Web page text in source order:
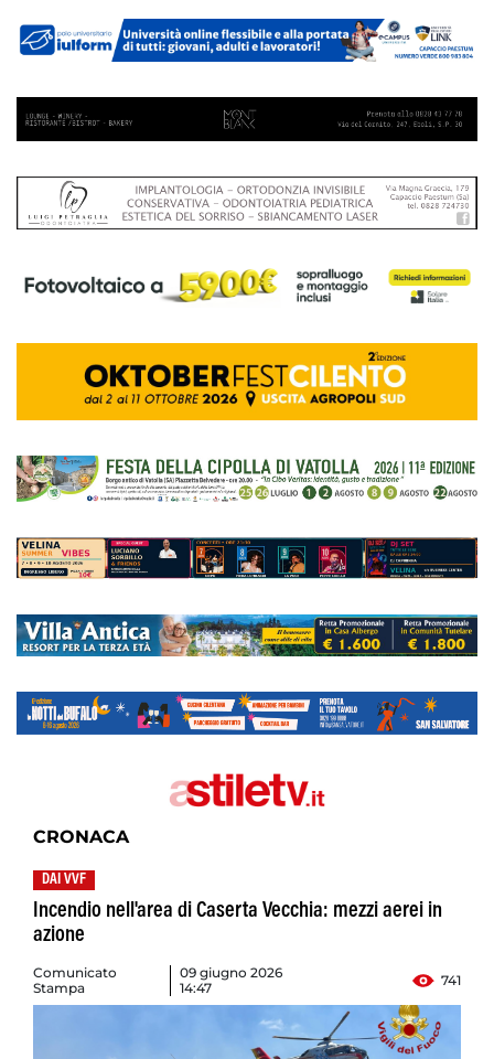
CRONACA
DAI VVF
Incendio nell'area di Caserta Vecchia: mezzi aerei in
azione
Comunicato
Stampa
09 giugno 2026
14:47
741